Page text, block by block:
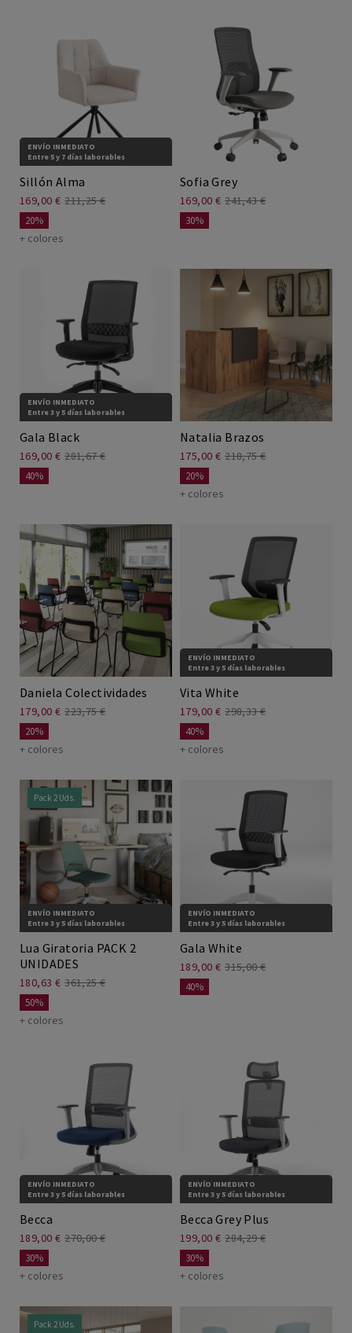
ENVÍO INMEDIATO
Entre 5 y 7 días laborables
Sillón Alma
169,00 € 211,25 €
20%
+ colores
Sofia Grey
169,00 € 241,43 €
30%
ENVÍO INMEDIATO
Entre 3 y 5 días laborables
Gala Black
169,00 € 281,67 €
40%
Natalia Brazos
175,00 € 218,75 €
20%
+ colores
Daniela Colectividades
179,00 € 223,75 €
20%
+ colores
ENVÍO INMEDIATO
Entre 3 y 5 días laborables
Vita White
179,00 € 298,33 €
40%
+ colores
ENVÍO INMEDIATO
Entre 3 y 5 días laborables
Pack 2 Uds.
Lua Giratoria PACK 2
UNIDADES
180,63 € 361,25 €
50%
+ colores
ENVÍO INMEDIATO
Entre 3 y 5 días laborables
Gala White
189,00 € 315,00 €
40%
ENVÍO INMEDIATO
Entre 3 y 5 días laborables
Becca
189,00 € 270,00 €
30%
+ colores
ENVÍO INMEDIATO
Entre 3 y 5 días laborables
Becca Grey Plus
199,00 € 284,29 €
30%
+ colores
Pack 2 Uds.